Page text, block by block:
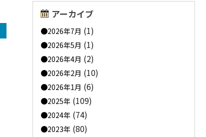
アーカイブ
2026年7月 (1)
2026年5月 (1)
2026年4月 (2)
2026年2月 (10)
2026年1月 (6)
2025年 (109)
2024年 (74)
2023年 (80)